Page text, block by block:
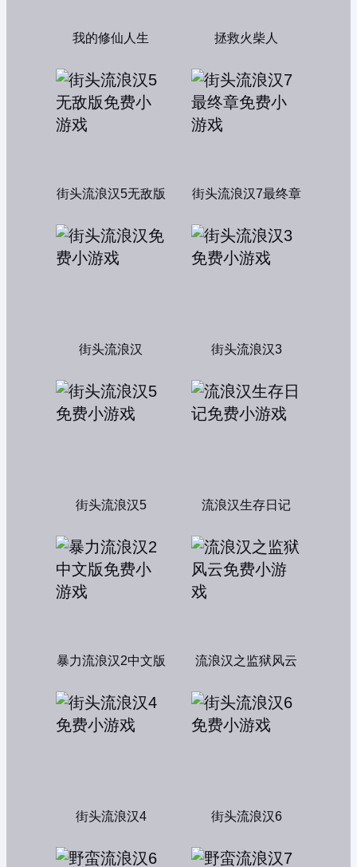
我的修仙人生 拯救火柴人
街头流浪汉5无敌版 街头流浪汉7最终章
街头流浪汉 街头流浪汉3
街头流浪汉5 流浪汉生存日记
暴力流浪汉2中文版 流浪汉之监狱风云
街头流浪汉4 街头流浪汉6